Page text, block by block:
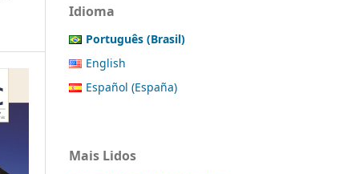
Idioma
Português (Brasil)
English
Español (España)
Mais Lidos